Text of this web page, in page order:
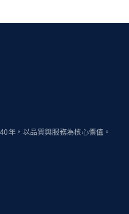
年，以品質與服務為核心價值。